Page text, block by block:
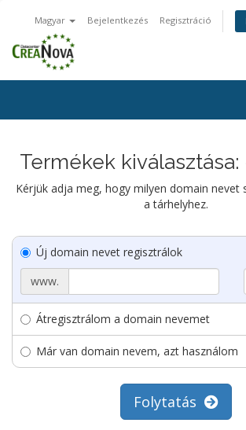
Magyar Bejelentkezés Regisztráció
Termékek
Kérjük adja meg, hogy milyen domain nevet
a tárhelyhez.
Új domain nevet regisztrálok
www.
Átregisztrálom a domain nevemet
Már van domain nevem, azt használom
Folytatás